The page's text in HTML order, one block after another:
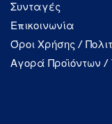
Συνταγές
Επικοινωνία
Όροι Χρήσης /
Αγορά Προϊόντων /